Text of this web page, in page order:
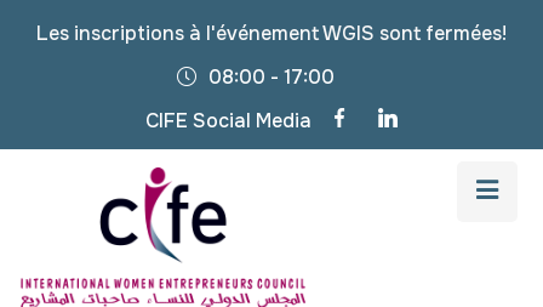
Les inscriptions à l'événement WGIS sont fermées!
08:00 - 17:00
CIFE Social Media